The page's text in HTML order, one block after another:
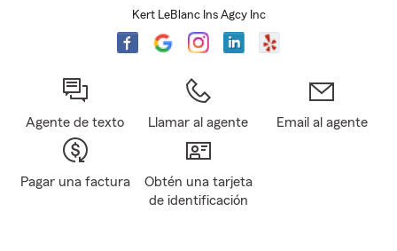
Kert LeBlanc Ins Agcy Inc
Agente de texto Llamar al agente Email al agente
Pagar una factura
Obtén una tarjeta
de identificación